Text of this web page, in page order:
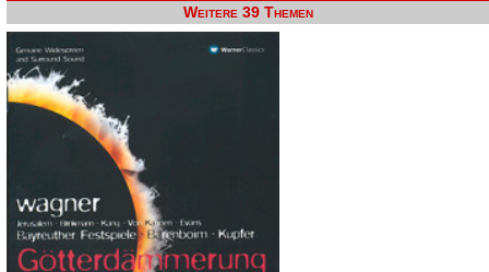
Weitere 39 Themen